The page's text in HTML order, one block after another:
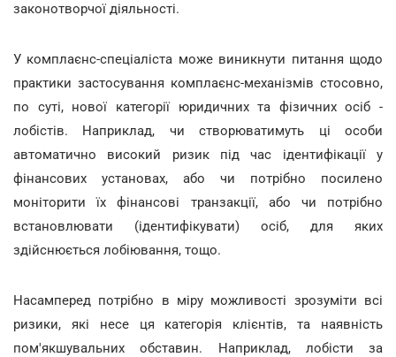
законотворчої діяльності.
У комплаєнс-спеціаліста може виникнути питання щодо
практики застосування комплаєнс-механізмів стосовно,
по суті, нової категорії юридичних та фізичних осіб -
лобістів. Наприклад, чи створюватимуть ці особи
автоматично високий ризик під час ідентифікації у
фінансових установах, або чи потрібно посилено
моніторити їх фінансові транзакції, або чи потрібно
встановлювати (ідентифікувати) осіб, для яких
здійснюється лобіювання, тощо.
Насамперед потрібно в міру можливості зрозуміти всі
ризики, які несе ця категорія клієнтів, та наявність
пом'якшувальних обставин. Наприклад, лобісти за